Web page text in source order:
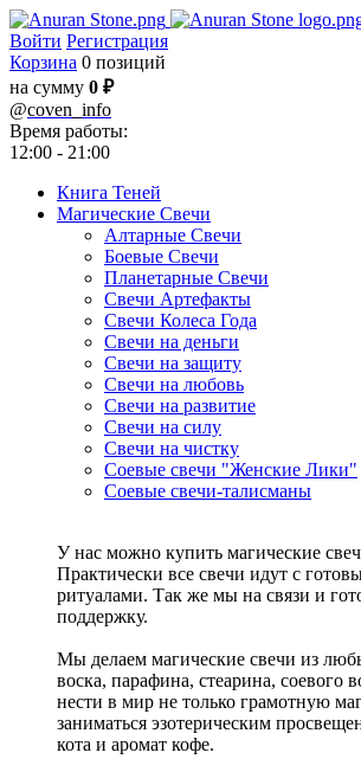
Войти Регистрация
Корзина 0 позиций
на сумму 0 ₽
@coven_info
Время работы:
12:00 - 21:00
Книга Теней
Магические Свечи
Алтарные Свечи
Боевые Свечи
Планетарные Свечи
Свечи Артефакты
Свечи Колеса Года
Свечи на деньги
Свечи на защиту
Свечи на любовь
Свечи на развитие
Свечи на силу
Свечи на чистку
Соевые свечи "Женские Лики"
Соевые свечи-талисманы
У нас можно купить магические
Практически все свечи идут с
ритуалами. Так же мы на связи и
поддержку.
Мы делаем магические свечи из
воска, парафина, стеарина, соевого
нести в мир не только грамотную
заниматься эзотерическим
кота и аромат кофе.